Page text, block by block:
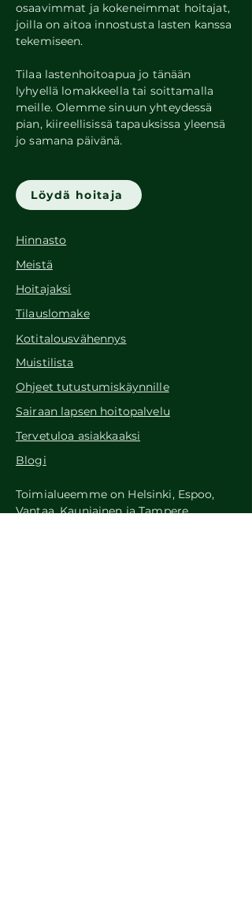
osaavimmat ja kokeneimmat hoitajat,
joilla on aitoa innostusta lasten kanssa
tekemiseen.
Tilaa lastenhoitoapua jo tänään
lyhyellä lomakkeella tai soittamalla
meille. Olemme sinuun yhteydessä
pian, kiireellisissä tapauksissa yleensä
jo samana päivänä.
Löydä hoitaja
Hinnasto
Meistä
Hoitajaksi
Tilauslomake
Kotitalousvähennys
Muistilista
Ohjeet tutustumiskäynnille
Sairaan lapsen hoitopalvelu
Tervetuloa asiakkaaksi
Blogi
Toimialueemme on Helsinki, Espoo,
Vantaa, Kauniainen ja Tampere.